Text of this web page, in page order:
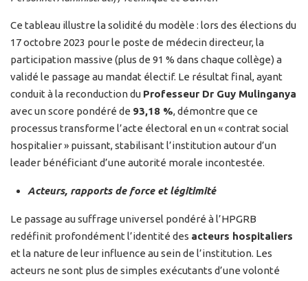
Ce tableau illustre la solidité du modèle : lors des élections du
17 octobre 2023 pour le poste de médecin directeur, la
participation massive (plus de 91 % dans chaque collège) a
validé le passage au mandat électif. Le résultat final, ayant
conduit à la reconduction du Professeur Dr Guy Mulinganya
avec un score pondéré de 93,18 %, démontre que ce
processus transforme l’acte électoral en un « contrat social
hospitalier » puissant, stabilisant l’institution autour d’un
leader bénéficiant d’une autorité morale incontestée.
Acteurs, rapports de force et légitimité
Le passage au suffrage universel pondéré à l’HPGRB
redéfinit profondément l’identité des acteurs hospitaliers
et la nature de leur influence au sein de l’institution. Les
acteurs ne sont plus de simples exécutants d’une volonté